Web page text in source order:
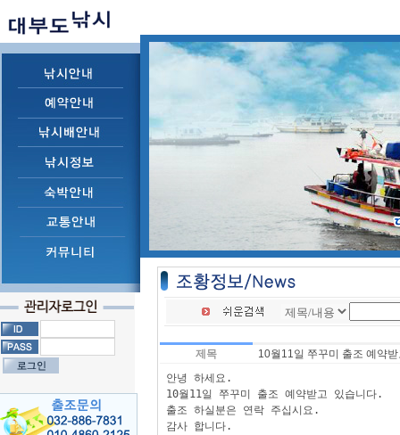
제목
10월11일 쭈꾸미 출조 예약
안녕 하세요.
10월11일 쭈꾸미 출조 예약받고 있습니다.
출조 하실분은 연락 주십시요.
감사 합니다.